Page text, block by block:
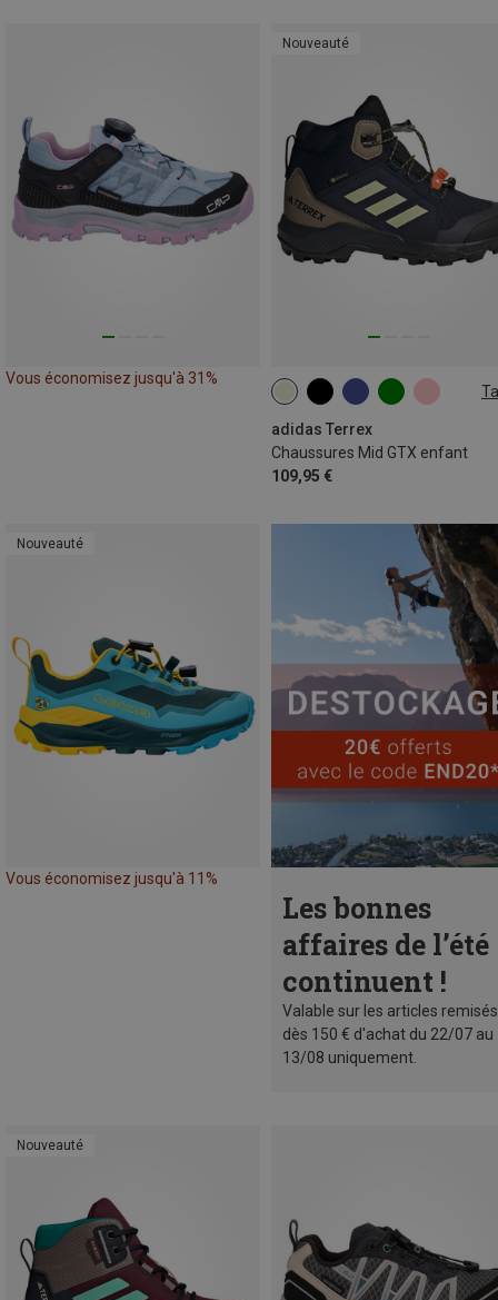
Vous économisez jusqu'à 31%
Nouveauté
adidas Terrex
Chaussures Mid GTX enfant
109,95 €
Nouveauté
Vous économisez jusqu'à 11%
Les bonnes
affaires de l’été
continuent !
Valable sur les articles remisés
dès 150 € d'achat du 22/07 au
13/08 uniquement.
Nouveauté